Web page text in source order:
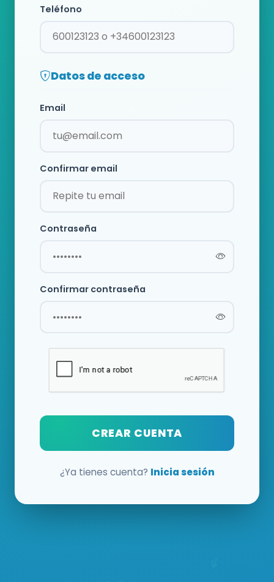
Teléfono
Datos de acceso
Email
Confirmar email
Contraseña
Confirmar contraseña
CREAR CUENTA
¿Ya tienes cuenta? Inicia sesión